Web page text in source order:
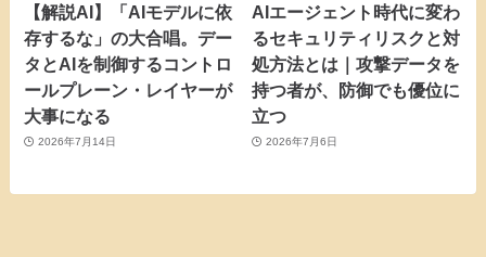
【解説AI】「AIモデルに依
存するな」の大合唱。デー
タとAIを制御するコントロ
ールプレーン・レイヤーが
大事になる
2026年7月14日
AIエージェント時代に変わ
るセキュリティリスクと対
処方法とは｜攻撃データを
持つ者が、防御でも優位に
立つ
2026年7月6日